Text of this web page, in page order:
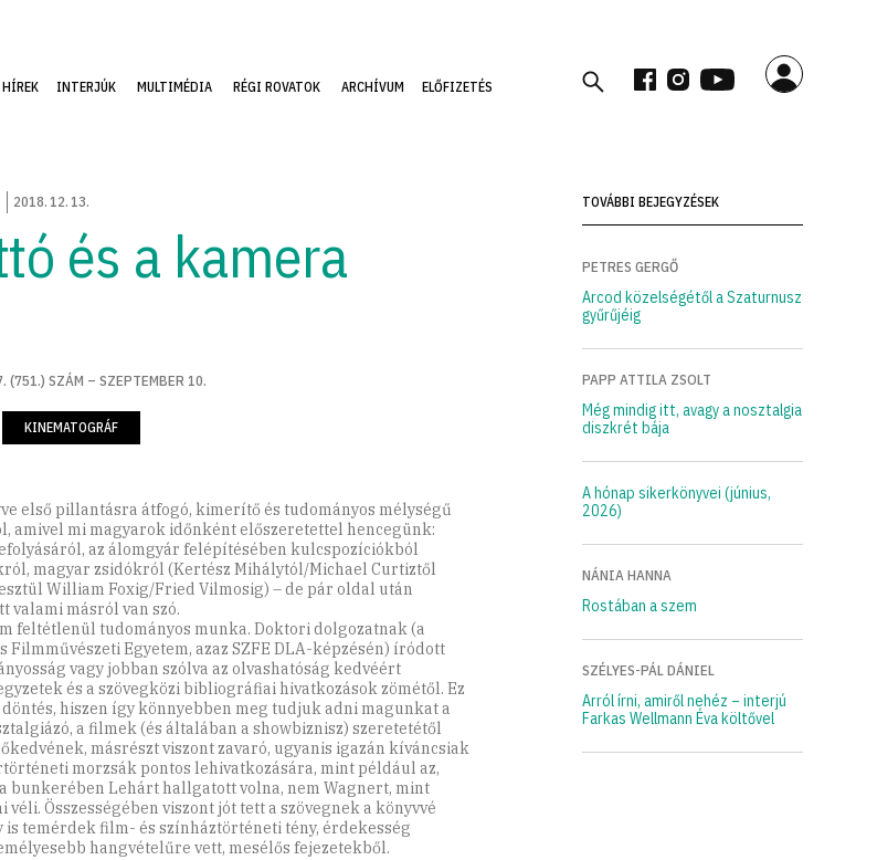
HÍREK INTERJÚK MULTIMÉDIA RÉGI ROVATOK ARCHÍVUM ELŐFIZETÉS
2018. 12. 13.
és a kamera
(751.) SZÁM – SZEPTEMBER 10.
KINEMATOGRÁF
első pillantásra átfogó, kimerítő és tudományos mélységű
amivel mi magyarok időnként előszeretettel hencegünk:
az álomgyár felépítésében kulcspozíciókból
magyar zsidókról (Kertész Mihálytól/Michael Curtiztől
William Foxig/Fried Vilmosig) – de pár oldal után
valami másról van szó.
feltétlenül tudományos munka. Doktori dolgozatnak (a
Filmművészeti Egyetem, azaz SZFE DLA-képzésén) íródott
vagy jobban szólva az olvashatóság kedvéért
és a szövegközi bibliográfiai hivatkozások zömétől. Ez
hiszen így könnyebben meg tudjuk adni magunkat a
a filmek (és általában a showbiznisz) szeretetétől
másrészt viszont zavaró, ugyanis igazán kíváncsiak
morzsák pontos lehivatkozására, mint például az,
bunkerében Lehárt hallgatott volna, nem Wagnert, mint
Összességében viszont jót tett a szövegnek a könyvvé
is temérdek film- és színháztörténeti tény, érdekesség
hangvételűre vett, mesélős fejezetekből.
TOVÁBBI BEJEGYZÉSEK
PETRES GERGŐ
Arcod közelségétől a Szaturnusz
gyűrűjéig
PAPP ATTILA ZSOLT
Még mindig itt, avagy a nosztalgia
diszkrét bája
A hónap sikerkönyvei (június,
2026)
NÁNIA HANNA
Rostában a szem
SZÉLYES-PÁL DÁNIEL
Arról írni, amiről nehéz – interjú
Farkas Wellmann Éva költővel